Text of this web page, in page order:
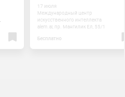
17 июля
Международный центр
искусственного интеллекта
alem.ai, пр. Мангилик Ел, 55/1
Бесплатно